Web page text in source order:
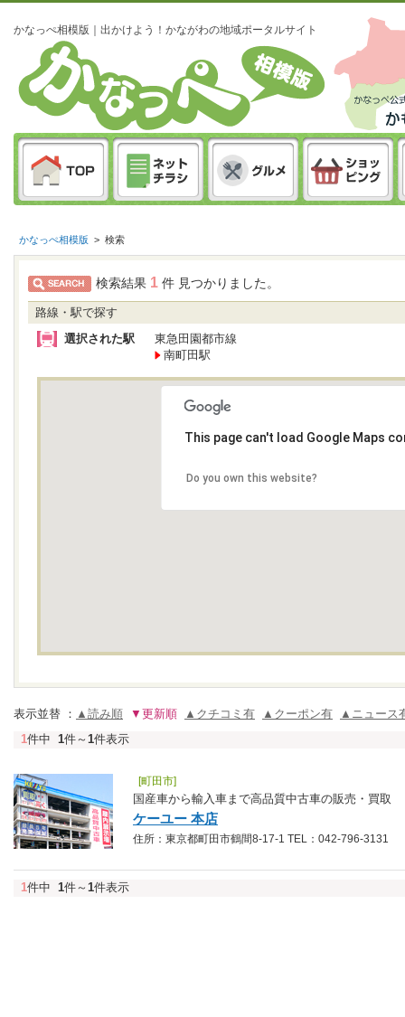
かなっぺ相模版｜出かけよう！かながわの地域ポータルサイト
かなっぺ相模版 > 検索
検索結果 1 件 見つかりました。
路線・駅で探す
選択された駅
東急田園都市線
南町田駅
This page can't load Google Maps
Do you own this website?
表示並替 ： ▲読み順 ▼更新順 ▲クチコミ有 ▲クーポン有
▲ニュース
1件中 1件～ 1件表示
[町田市]
国産車から輸入車まで高品質中古車の販売・買取
ケーユー 本店
住所：東京都町田市鶴間8-17-1 TEL：042-796-3131
1件中 1件～ 1件表示